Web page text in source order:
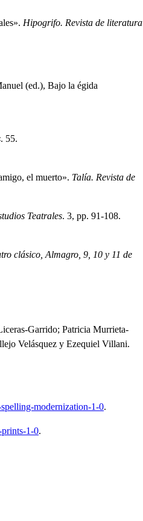
. Hipogrifo. Revista de literatura
(ed.), Bajo la égida
. 55.
el muerto». Talía. Revista de
Teatrales. 3, pp. 91-108.
clásico, Almagro, 9, 10 y 11 de
Garrido; Patricia Murrieta-
Velásquez y Ezequiel Villani.
modernization-1-0.
prints-1-0.